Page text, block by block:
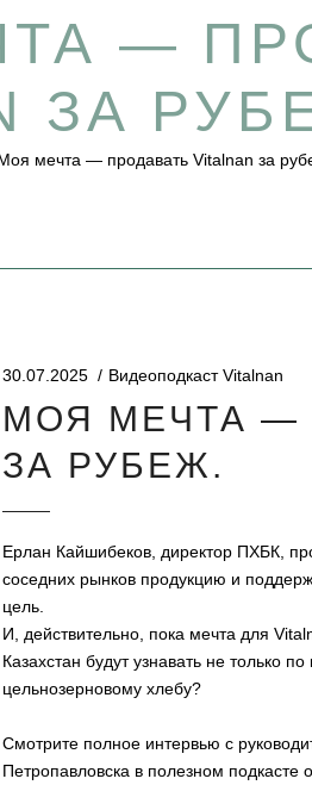
—
ЗА
мечта — продавать Vitalnan за
30.07.2025 Видеоподкаст Vitalnan
МОЯ МЕЧТА —
ЗА РУБЕЖ.
Ерлан Кайшибеков, директор ПХБК,
соседних рынков продукцию и
цель.
И, действительно, пока мечта для
Казахстан будут узнавать не только
цельнозерновому хлебу?
Смотрите полное интервью с
Петропавловска в полезном подкасте